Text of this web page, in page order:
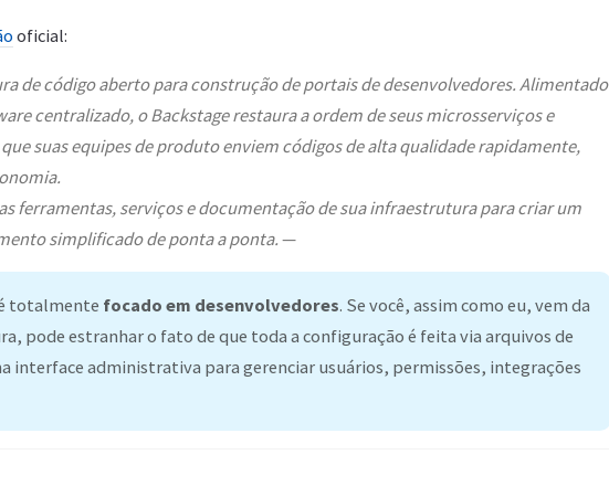
oficial:
de código aberto para construção de portais de desenvolvedores. Alimentado
centralizado, o Backstage restaura a ordem de seus microsserviços e
suas equipes de produto enviem códigos de alta qualidade rapidamente,
ferramentas, serviços e documentação de sua infraestrutura para criar um
simplificado de ponta a ponta.—
totalmente focado em desenvolvedores. Se você, assim como eu, vem da
pode estranhar o fato de que toda a configuração é feita via arquivos de
interface administrativa para gerenciar usuários, permissões, integrações